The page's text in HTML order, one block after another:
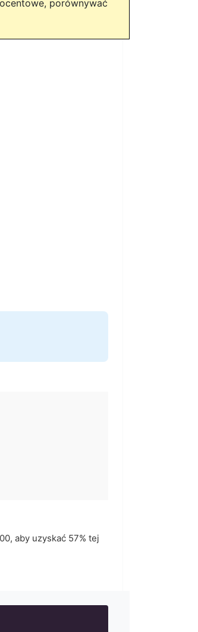
porównywać
, aby uzyskać 57% tej